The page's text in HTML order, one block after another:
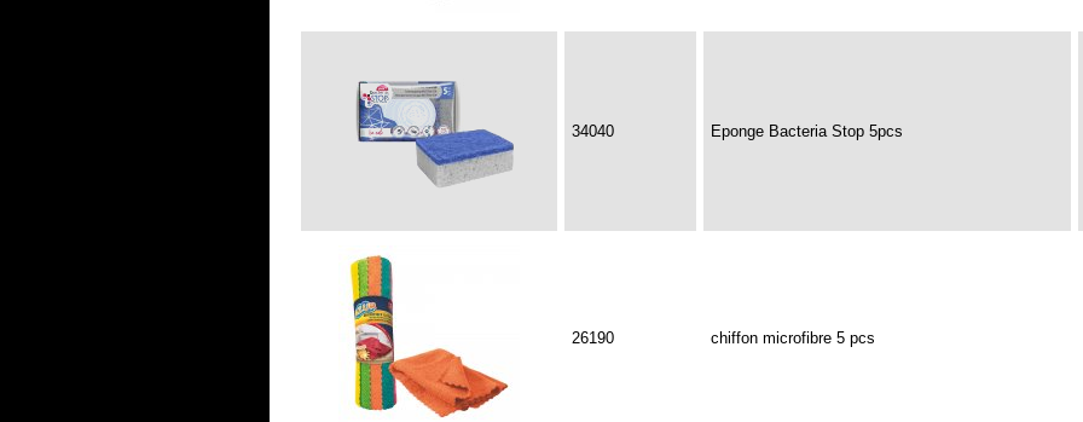
34040 Eponge Bacteria Stop 5pcs
26190 chiffon microfibre 5 pcs